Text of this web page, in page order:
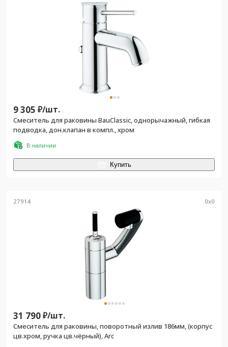
9 305 ₽/шт.
Смеситель для раковины BauClassic, однорычажный, гибкая
подводка, дон.клапан в компл., хром
В наличии
Купить
27914 0x0
31 790₽/шт.
Смеситель для раковины, поворотный излив 186мм, (корпус
цв.хром, ручка цв.чёрный), Arc